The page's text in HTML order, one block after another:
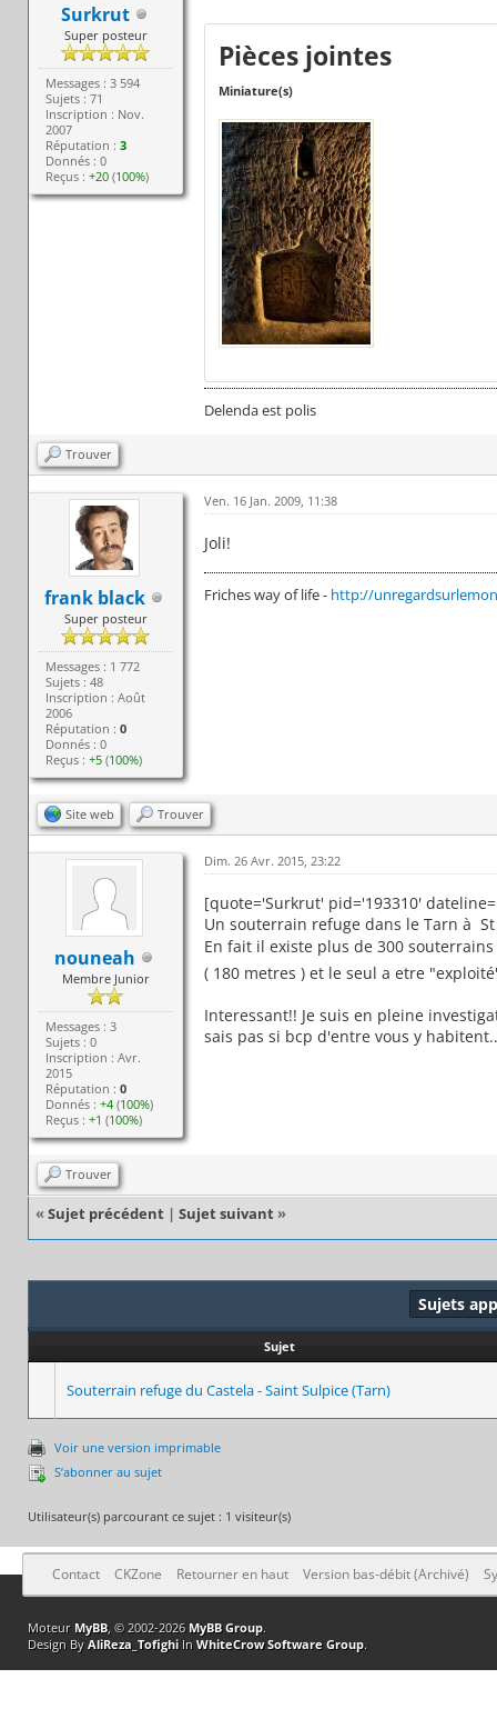
Surkrut
Super posteur
Messages : 3 594
Sujets : 71
Inscription : Nov.
2007
Réputation :3
Donnés : 0
Reçus :+20 (100%)
Pièces jointes
Miniature(s)
Delenda est polis
Trouver
frank black
Super posteur
Messages : 1 772
Sujets : 48
Inscription : Août
2006
Réputation :0
Donnés : 0
Reçus :+5 (100%)
Ven. 16 Jan. 2009, 11:38
Joli!
Friches way of life - http://
Site web Trouver
nouneah
Membre Junior
Messages : 3
Sujets : 0
Inscription : Avr.
2015
Réputation :0
Donnés :+4 (100%)
Reçus :+1 (100%)
Dim. 26 Avr. 2015, 23:22
[quote='Surkrut' pid='193310'
Un souterrain refuge dans le Tarn à
En fait il existe plus de 300
( 180 metres ) et le seul a etre
Interessant!! Je suis en pleine
sais pas si bcp d'entre vous y
Trouver
« Sujet précédent | Sujet suivant »
Sujets
Sujet
Souterrain refuge du Castela - Saint Sulpice (Tarn)
Voir une version imprimable
S’abonner au sujet
Utilisateur(s) parcourant ce sujet : 1 visiteur(s)
Contact CKZone Retourner en haut Version bas-débit (Archivé)
Moteur MyBB, © 2002-2026 MyBB Group.
Design By AliReza_TofighiIn WhiteCrow Software Group.